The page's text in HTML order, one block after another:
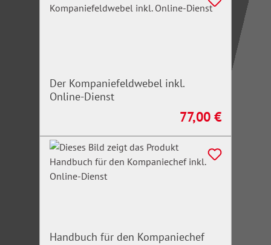
Der Kompaniefeldwebel inkl.
Online-Dienst
Regulärer Preis:
77,00 €
Handbuch für den Kompaniechef